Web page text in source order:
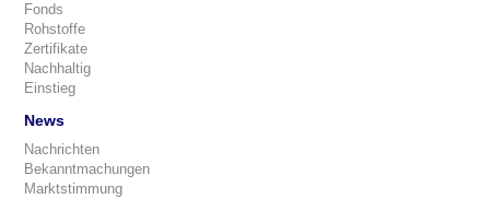
Fonds
Rohstoffe
Zertifikate
Nachhaltig
Einstieg
News
Nachrichten
Bekanntmachungen
Marktstimmung